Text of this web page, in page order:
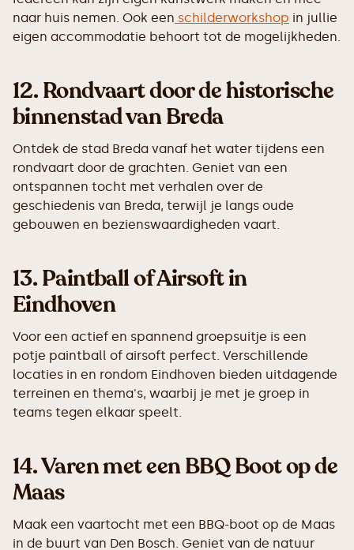
naar huis nemen. Ook een schilderworkshop in jullie
eigen accommodatie behoort tot de mogelijkheden.
12.Rondvaart door de historische
binnenstad van Breda
Ontdek de stad Breda vanaf het water tijdens een
rondvaart door de grachten. Geniet van een
ontspannen tocht met verhalen over de
geschiedenis van Breda, terwijl je langs oude
gebouwen en bezienswaardigheden vaart.
13.Paintball of Airsoft in
Eindhoven
Voor een actief en spannend groepsuitje is een
potje paintball of airsoft perfect. Verschillende
locaties in en rondom Eindhoven bieden uitdagende
terreinen en thema's, waarbij je met je groep in
teams tegen elkaar speelt.
14.Varen met een BBQ Boot op de
Maas
Maak een vaartocht met een BBQ-boot op de Maas
in de buurt van Den Bosch. Geniet van de natuur